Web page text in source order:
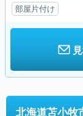
部屋片付け
北海道苫小牧